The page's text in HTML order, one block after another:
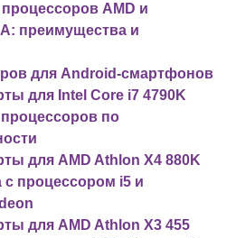
AMD и
преимущества и
для Android-смартфонов
для Intel Core i7 4790K
по
для AMD Athlon X4 880K
с процессором i5 и
для AMD Athlon X3 455